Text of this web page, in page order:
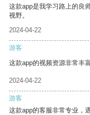
这款app是我学习路上的良
视野。
2024-04-22
游客
这款app的视频资源非常丰
2024-04-22
游客
这款app的客服非常专业，